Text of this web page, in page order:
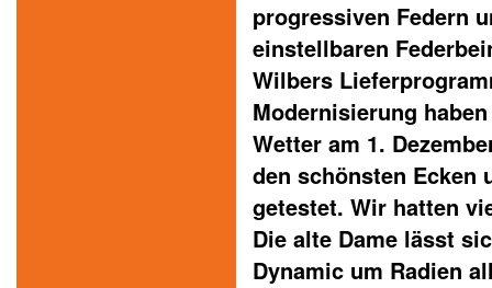
progressiven Federn
einstellbaren
Wilbers
Modernisierung
Wetter am 1.
den schönsten Ecken
getestet. Wir hatten
Die alte Dame lässt
Dynamic um Radien